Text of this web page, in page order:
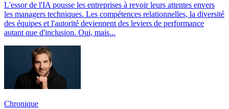
L'essor de l'IA pousse les entreprises à revoir leurs attentes envers
les managers techniques. Les compétences relationnelles, la diversité
des équipes et l'autorité deviennent des leviers de performance
autant que d'inclusion. Oui, mais...
Chronique